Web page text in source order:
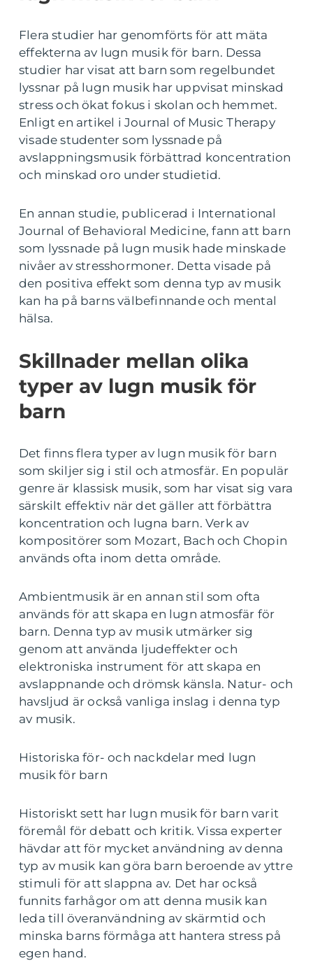
Flera studier har genomförts för att mäta
effekterna av lugn musik för barn. Dessa
studier har visat att barn som regelbundet
lyssnar på lugn musik har uppvisat minskad
stress och ökat fokus i skolan och hemmet.
Enligt en artikel i Journal of Music Therapy
visade studenter som lyssnade på
avslappningsmusik förbättrad koncentration
och minskad oro under studietid.
En annan studie, publicerad i International
Journal of Behavioral Medicine, fann att barn
som lyssnade på lugn musik hade minskade
nivåer av stresshormoner. Detta visade på
den positiva effekt som denna typ av musik
kan ha på barns välbefinnande och mental
hälsa.
Skillnader mellan olika
typer av lugn musik för
barn
Det finns flera typer av lugn musik för barn
som skiljer sig i stil och atmosfär. En populär
genre är klassisk musik, som har visat sig vara
särskilt effektiv när det gäller att förbättra
koncentration och lugna barn. Verk av
kompositörer som Mozart, Bach och Chopin
används ofta inom detta område.
Ambientmusik är en annan stil som ofta
används för att skapa en lugn atmosfär för
barn. Denna typ av musik utmärker sig
genom att använda ljudeffekter och
elektroniska instrument för att skapa en
avslappnande och drömsk känsla. Natur- och
havsljud är också vanliga inslag i denna typ
av musik.
Historiska för- och nackdelar med lugn
musik för barn
Historiskt sett har lugn musik för barn varit
föremål för debatt och kritik. Vissa experter
hävdar att för mycket användning av denna
typ av musik kan göra barn beroende av yttre
stimuli för att slappna av. Det har också
funnits farhågor om att denna musik kan
leda till överanvändning av skärmtid och
minska barns förmåga att hantera stress på
egen hand.